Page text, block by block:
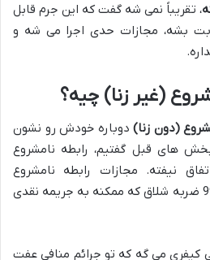
، تقریباً نمی شه گفت که این جرم قابل
بشه، مجازات حدی اجرا می شه و
(غیر زنا) چیه؟
(دون زنا)دوباره خودش رو نشون
های قبل گفتیم، رابطه نامشروع
نیفته. مجازات رابطه نامشروع
«تعزیری» هست (معمولاً تا 99 ضربه شلاق که ممکنه به جریمه نقدی
دادرسی کیفری می گه که تو جرائم منافی عفت